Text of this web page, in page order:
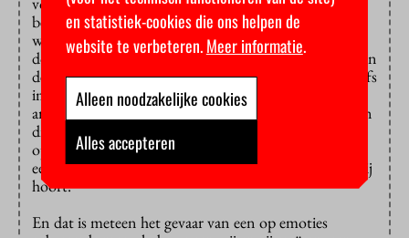
besluit te bakken en op te eten. Rationeel kun je hier
weinig op tegen hebben, immers, de hond was toch al
dood en zo wordt zijn vlees nuttig besteed. Toch zullen
de meeste mensen dit gedrag vreemd en misschien zelfs
immoreel vinden op basis van hun gevoel. Rationele
argumenten zijn vaak een rechtvaardiging achteraf van
dit soort emoties, stelt Haidt. En deze emoties en
opvattingen zijn niet universeel, maar worden voor
een groot deel bepaald door de sociale groep waar je bij
hoort.
En dat is meteen het gevaar van een op emoties
en statistiek-cookies die ons helpen de
website te verbeteren.Meer informatie.
Alleen noodzakelijke cookies
Alles accepteren